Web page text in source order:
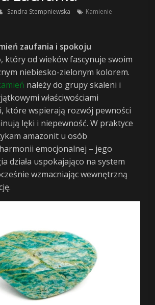
Sandra Stempniewska
Kamienie
zaufania i spokoju
, który od wieków fascynuje swoim
niebiesko-zielonym kolorem.
należy do grupy skaleni i
właściwościami
które wspierają rozwój pewności
lęki i niepewność. W praktyce
amazonit u osób
emocjonalnej – jego
działa uspokajająco na system
wzmacniając wewnętrzną